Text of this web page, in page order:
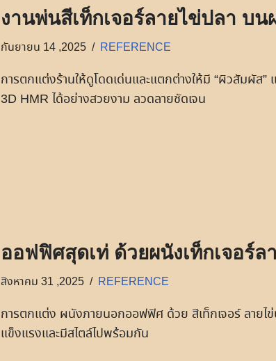
งานพ่นสีเท็กเจอร์ลายไข่ปลา บน
กันยายน 14 ,2025 REFERENCE
การตกแต่งร้านให้ดูโดดเด่นและแตกต่างให้มี “ผิวสัมผัส
3D HMR ได้อย่างสวยงาม ลวดลายชัดเจน
ออฟฟิศสุดเท่ ด้วยผนังเท็กเจอร์
สิงหาคม 31 ,2025 REFERENCE
การตกแต่ง ผนังภายนอกออฟฟิศ ด้วย สีเท็กเจอร์ ลายไ
แข็งแรงและมีสไตล์ไปพร้อมกัน